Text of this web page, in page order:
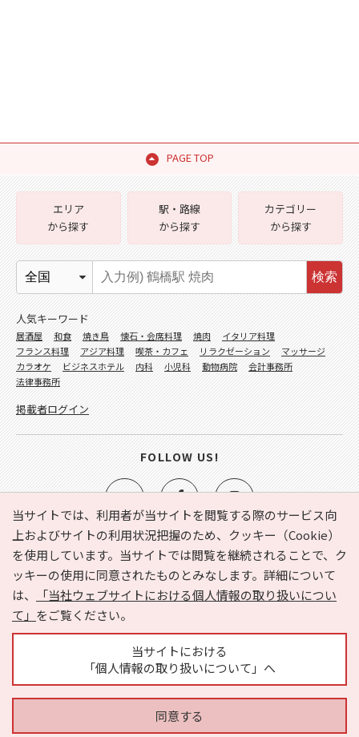
PAGE TOP
当サイトでは、利用者が当サイトを閲覧する際のサービス向
上およびサイトの利用状況把握のため、クッキー（Cookie）
を使用しています。当サイトでは閲覧を継続されることで、ク
ッキーの使用に同意されたものとみなします。詳細について
は、
「当社ウェブサイトにおける個人情報の取り扱いについ
て」 をご覧ください。
当サイトにおける
「個人情報の取り扱いについて」へ
同意する
e-NAVITA（イーナビタ）とは？ お気に入り
ヘルプ
利用規約
個人情報の取り扱いについて
運営会社
サイトマップ
広告掲載に関するお問い合わせ
エリア
から探す
駅・路線
から探す
カテゴリー
から探す
検索
人気キーワード
居酒屋 和食 焼き鳥 懐石・会席料理 焼肉
イタリア料理
フランス料理
アジア料理 喫茶・カフェ リラクゼーション
マッサージ
カラオケ
ビジネスホテル 内科 小児科 動物病院
会計事務所
法律事務所
掲載者ログイン
FOLLOW US!
Copyright © HYOJITO.Co.,Ltd. All Rights Reserved.